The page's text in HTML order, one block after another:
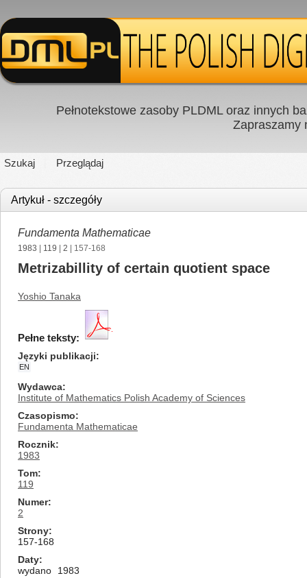
Pełnotekstowe zasoby PLDML oraz innych
Zapraszamy
Szukaj Przeglądaj
Artykuł - szczegóły
Fundamenta Mathematicae
1983 119 2 | 157-168
Metrizabillity of certain quotient space
Yoshio Tanaka
Pełne teksty:
Języki publikacji
EN
Wydawca
Institute of Mathematics Polish Academy of Sciences
Czasopismo
Fundamenta Mathematicae
Rocznik
1983
Tom
119
Numer
2
Strony
157-168
Daty
wydano
1983